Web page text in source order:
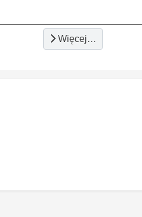
Więcej…